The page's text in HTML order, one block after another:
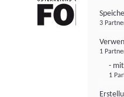
3
1
-
1
FONDS professionell